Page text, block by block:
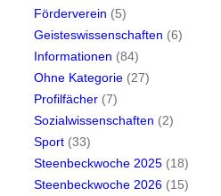
n
n
s
e
e
k
n
f
Förderverein (5)
Geisteswissenschaften (6)
Informationen (84)
Ohne Kategorie (27)
Profilfächer (7)
Sozialwissenschaften (2)
Sport (33)
Steenbeckwoche 2025 (18)
Steenbeckwoche 2026 (15)